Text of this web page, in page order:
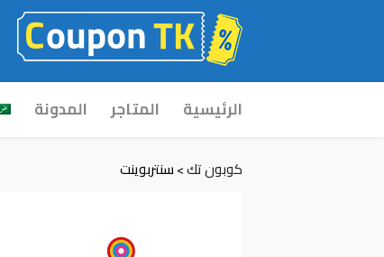
to
الرئيسية المتاجر المدونة
كوبون تك>سنتربوينت